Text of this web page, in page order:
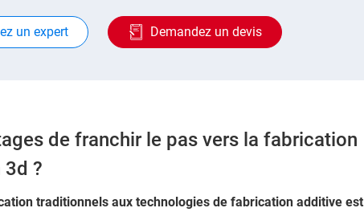
un expert Demandez un devis
de franchir le pas vers la fabrication
?
traditionnels aux technologies de fabrication additive est